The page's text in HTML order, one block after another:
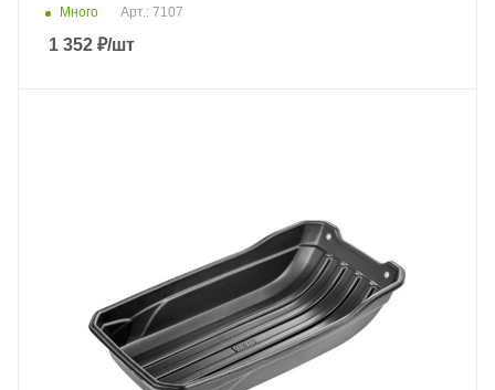
Много Арт.: 7107
1 352 ₽/шт